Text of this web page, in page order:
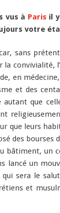
vus à Paris il
votre
sans
la convivialité,
en
et des
que
que leurs
des bourses
bâtiment, un
lancé un
sera le
et